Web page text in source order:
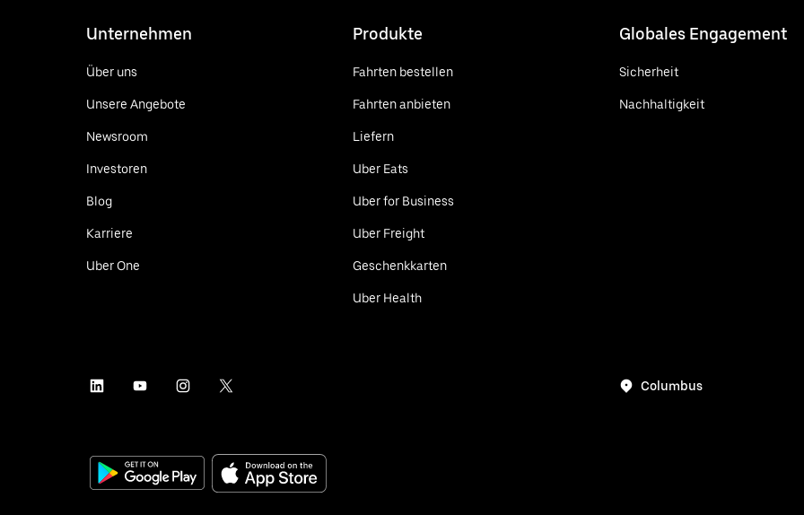
Unternehmen
Über uns
Unsere Angebote
Newsroom
Investoren
Blog
Karriere
Uber One
Produkte
Fahrten bestellen
Fahrten anbieten
Liefern
Uber Eats
Uber for Business
Uber Freight
Geschenkkarten
Uber Health
Globales Engagement
Sicherheit
Nachhaltigkeit
Columbus